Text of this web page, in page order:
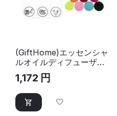
(GiftHome)エッセンシャ
ルオイルディフューザー
(ツリー)｜ディフューザ
ー
1,172 円